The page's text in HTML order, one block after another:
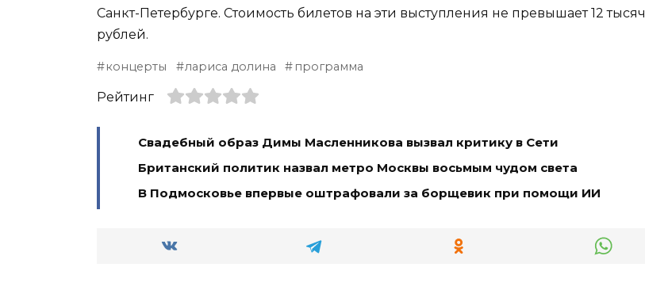
Санкт-Петербурге. Стоимость билетов на эти выступления не превышает 12 тысяч
рублей.
концерты лариса долина программа
Рейтинг
Свадебный образ Димы Масленникова вызвал критику в Сети
Британский политик назвал метро Москвы восьмым чудом света
В Подмосковье впервые оштрафовали за борщевик при помощи ИИ